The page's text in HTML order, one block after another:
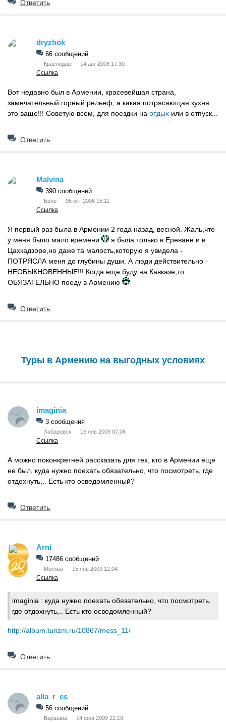
Ответить
dryzhok
66 сообщений
Краснодар 14 авг 2008 17:30
Ссылка
Вот недавно был в Армении, красевейшая страна,
замечательный горный рельеф, а какая потрясяющая кухня
это ваще!!! Советую всем, для поездки на отдых или в отпуск...
Ответить
Malvina
390 сообщений
Брно 05 окт 2008 15:11
Ссылка
Я первый раз была в Армении 2 года назад, весной. Жаль,что
у меня было мало времени
я была только в Ереване и в
Цахкадзоре,но даже та малость,которую я увидела -
ПОТРЯСЛА меня до глубины души. А люди действительно -
НЕОБЫКНОВЕННЫЕ!!! Когда еще буду на Кавказе,то
ОБЯЗАТЕЛЬНО поеду в Армению
Ответить
Туры в Армению на выгодных условиях
imaginia
3 сообщения
Хабаровск 15 янв 2009 07:06
Ссылка
А можно поконкретней рассказать для тех, кто в Армении еще
не был, куда нужно поехать обязательно, что посмотреть, где
отдохнуть,.. Есть кто осведомленный?
Ответить
Arni
17486 сообщений
Москва 15 янв 2009 12:04
Ссылка
imaginia : куда нужно поехать обязательно, что посмотреть,
где отдохнуть,.. Есть кто осведомленный?
http://album.turizm.ru/10867/mess_11/
Ответить
alla_r_es
56 сообщений
Варшава 14 фев 2009 22:19